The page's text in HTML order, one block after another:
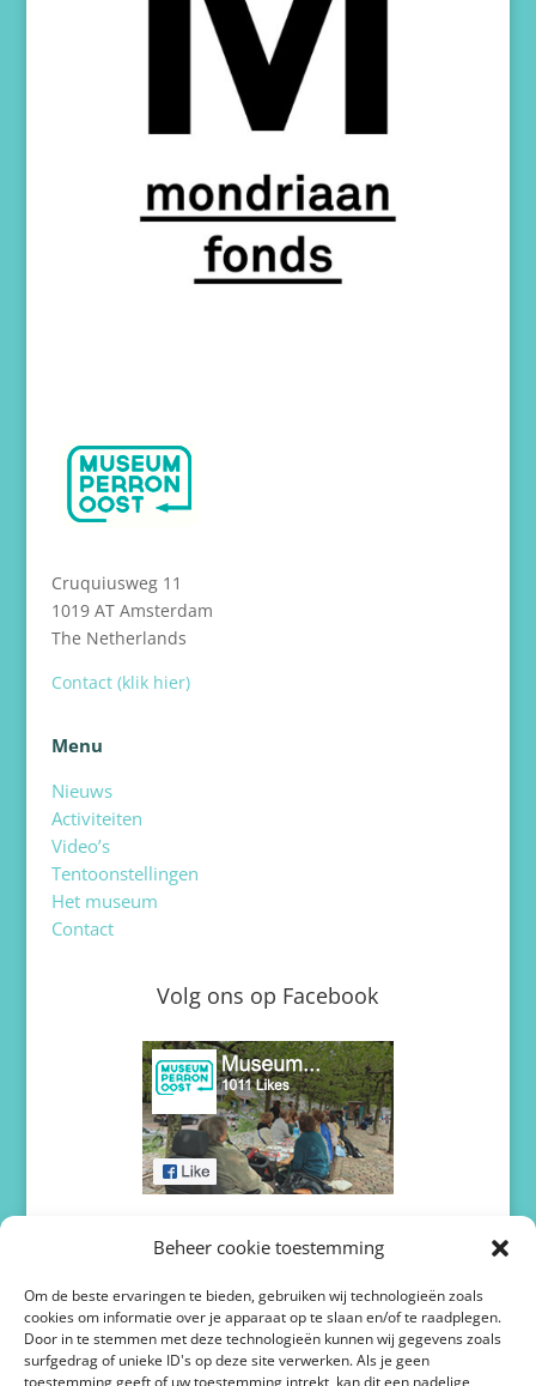
Beheer cookie toestemming
Om de beste ervaringen te bieden, gebruiken wij technologieën zoals
cookies om informatie over je apparaat op te slaan en/of te raadplegen.
Door in te stemmen met deze technologieën kunnen wij gegevens zoals
surfgedrag of unieke ID's op deze site verwerken. Als je geen
toestemming geeft of uw toestemming intrekt, kan dit een nadelige
Cruquiusweg 11
1019 AT Amsterdam
The Netherlands
Contact (klik hier)
Menu
Nieuws
Activiteiten
Video’s
Tentoonstellingen
Het museum
Contact
Volg ons op Facebook
Volg ons op Twitter / X